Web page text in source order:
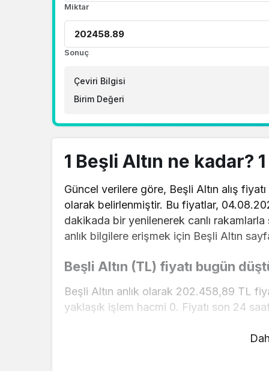
Miktar
Sonuç
Çeviri Bilgisi
Birim Değeri
1 Beşli Altın ne kadar?
Güncel verilere göre, Beşli Altın alış
olarak belirlenmiştir. Bu fiyatlar,
dakikada bir yenilenerek canlı rakamlarla
anlık bilgilere erişmek için Beşli Altın
Beşli Altın (TL) fiyatı bugün
Beşli Altın anlık olarak 202.458,89 TL
yaklaşık işlem hacmi 0. Fiyatı son 24
Beşli Altın hesaplama işlemleri için,